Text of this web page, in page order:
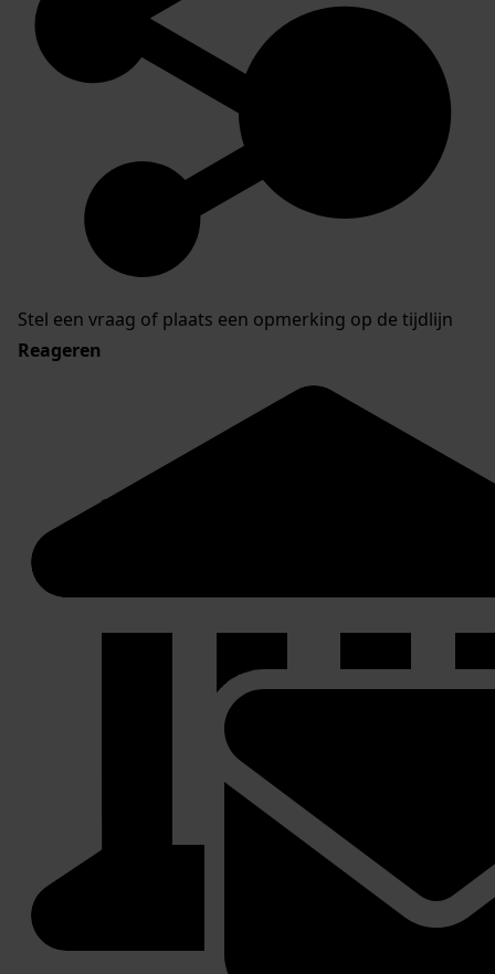
Stel een vraag of plaats een opmerking op de tijdlijn
Reageren